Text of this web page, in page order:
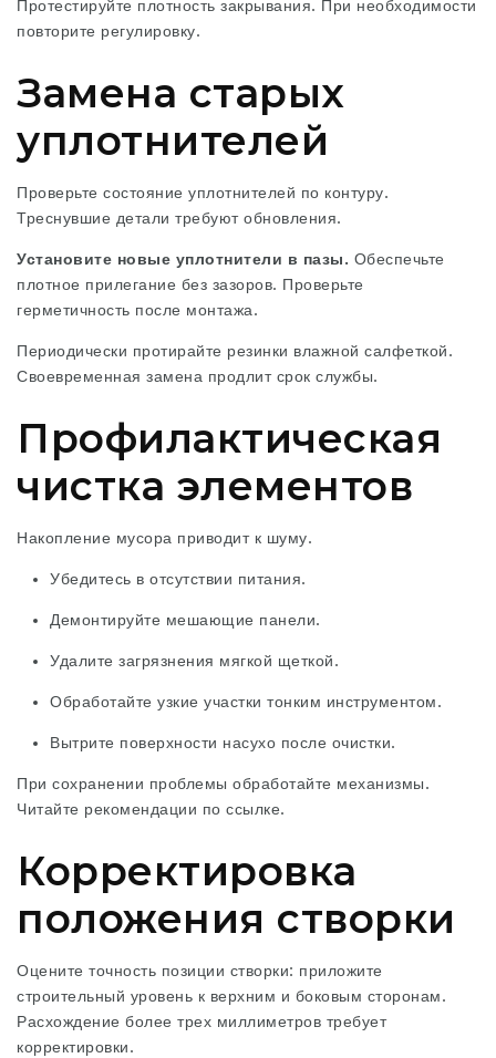
Протестируйте плотность закрывания. При необходимости
повторите регулировку.
Замена старых
уплотнителей
Проверьте состояние уплотнителей по контуру.
Треснувшие детали требуют обновления.
Установите новые уплотнители в пазы. Обеспечьте
плотное прилегание без зазоров. Проверьте
герметичность после монтажа.
Периодически протирайте резинки влажной салфеткой.
Своевременная замена продлит срок службы.
Профилактическая
чистка элементов
Накопление мусора приводит к шуму.
Убедитесь в отсутствии питания.
Демонтируйте мешающие панели.
Удалите загрязнения мягкой щеткой.
Обработайте узкие участки тонким инструментом.
Вытрите поверхности насухо после очистки.
При сохранении проблемы обработайте механизмы.
Читайте рекомендации по ссылке.
Корректировка
положения створки
Оцените точность позиции створки: приложите
строительный уровень к верхним и боковым сторонам.
Расхождение более трех миллиметров требует
корректировки.